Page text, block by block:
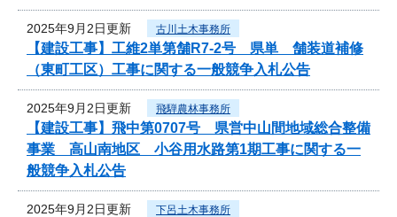
2025年9月2日更新 古川土木事務所
【建設工事】工維2単第舗R7-2号 県単 舗装道補修
（東町工区）工事に関する一般競争入札公告
2025年9月2日更新 飛騨農林事務所
【建設工事】飛中第0707号 県営中山間地域総合整備
事業 高山南地区 小谷用水路第1期工事に関する一
般競争入札公告
2025年9月2日更新 下呂土木事務所